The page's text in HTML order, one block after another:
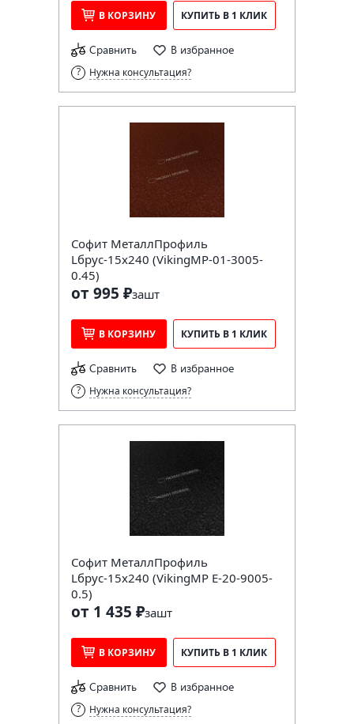
В КОРЗИНУ КУПИТЬ В 1 КЛИК
Сравнить В избранное
Нужна консультация?
Софит МеталлПрофиль
Lбрус-15х240 (VikingMP-01-3005-
0.45)
от 995 ₽зашт
В КОРЗИНУ КУПИТЬ В 1 КЛИК
Сравнить В избранное
Нужна консультация?
Софит МеталлПрофиль
Lбрус-15х240 (VikingMP E-20-9005-
0.5)
от 1 435 ₽зашт
В КОРЗИНУ КУПИТЬ В 1 КЛИК
Сравнить В избранное
Нужна консультация?